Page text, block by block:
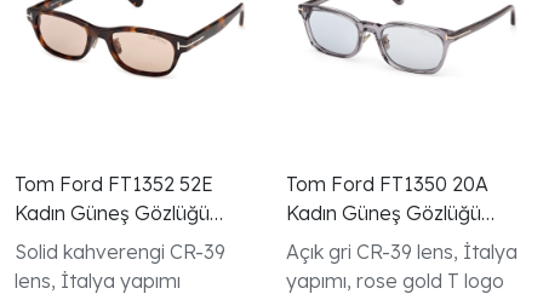
Tom Ford FT1352 52E
Kadın Güneş Gözlüğü
Dark Havana Rectangular
Solid kahverengi CR-39
lens, İtalya yapımı
Tom Ford FT1350 20A
Kadın Güneş Gözlüğü
Şeffaf Gri Rectangular
Açık gri CR-39 lens, İtalya
yapımı, rose gold T logo